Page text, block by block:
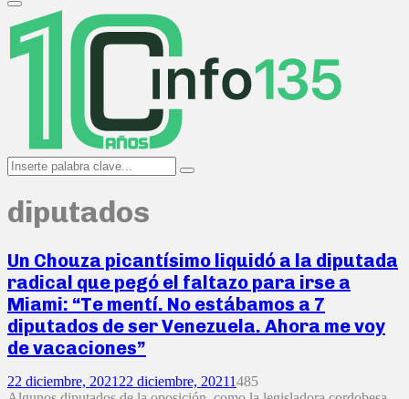
Primary
Menu
Search
for:
Search
diputados
Un Chouza picantísimo liquidó a la diputada
radical que pegó el faltazo para irse a
Miami: “Te mentí. No estábamos a 7
diputados de ser Venezuela. Ahora me voy
de vacaciones”
22 diciembre, 2021 22 diciembre, 20211485